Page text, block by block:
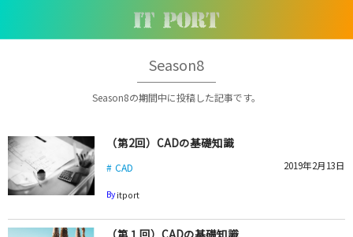
Season8
Season8の期間中に投稿した記事です。
（第2回）CADの基礎知識
CAD 2019年2月13日
Byitport